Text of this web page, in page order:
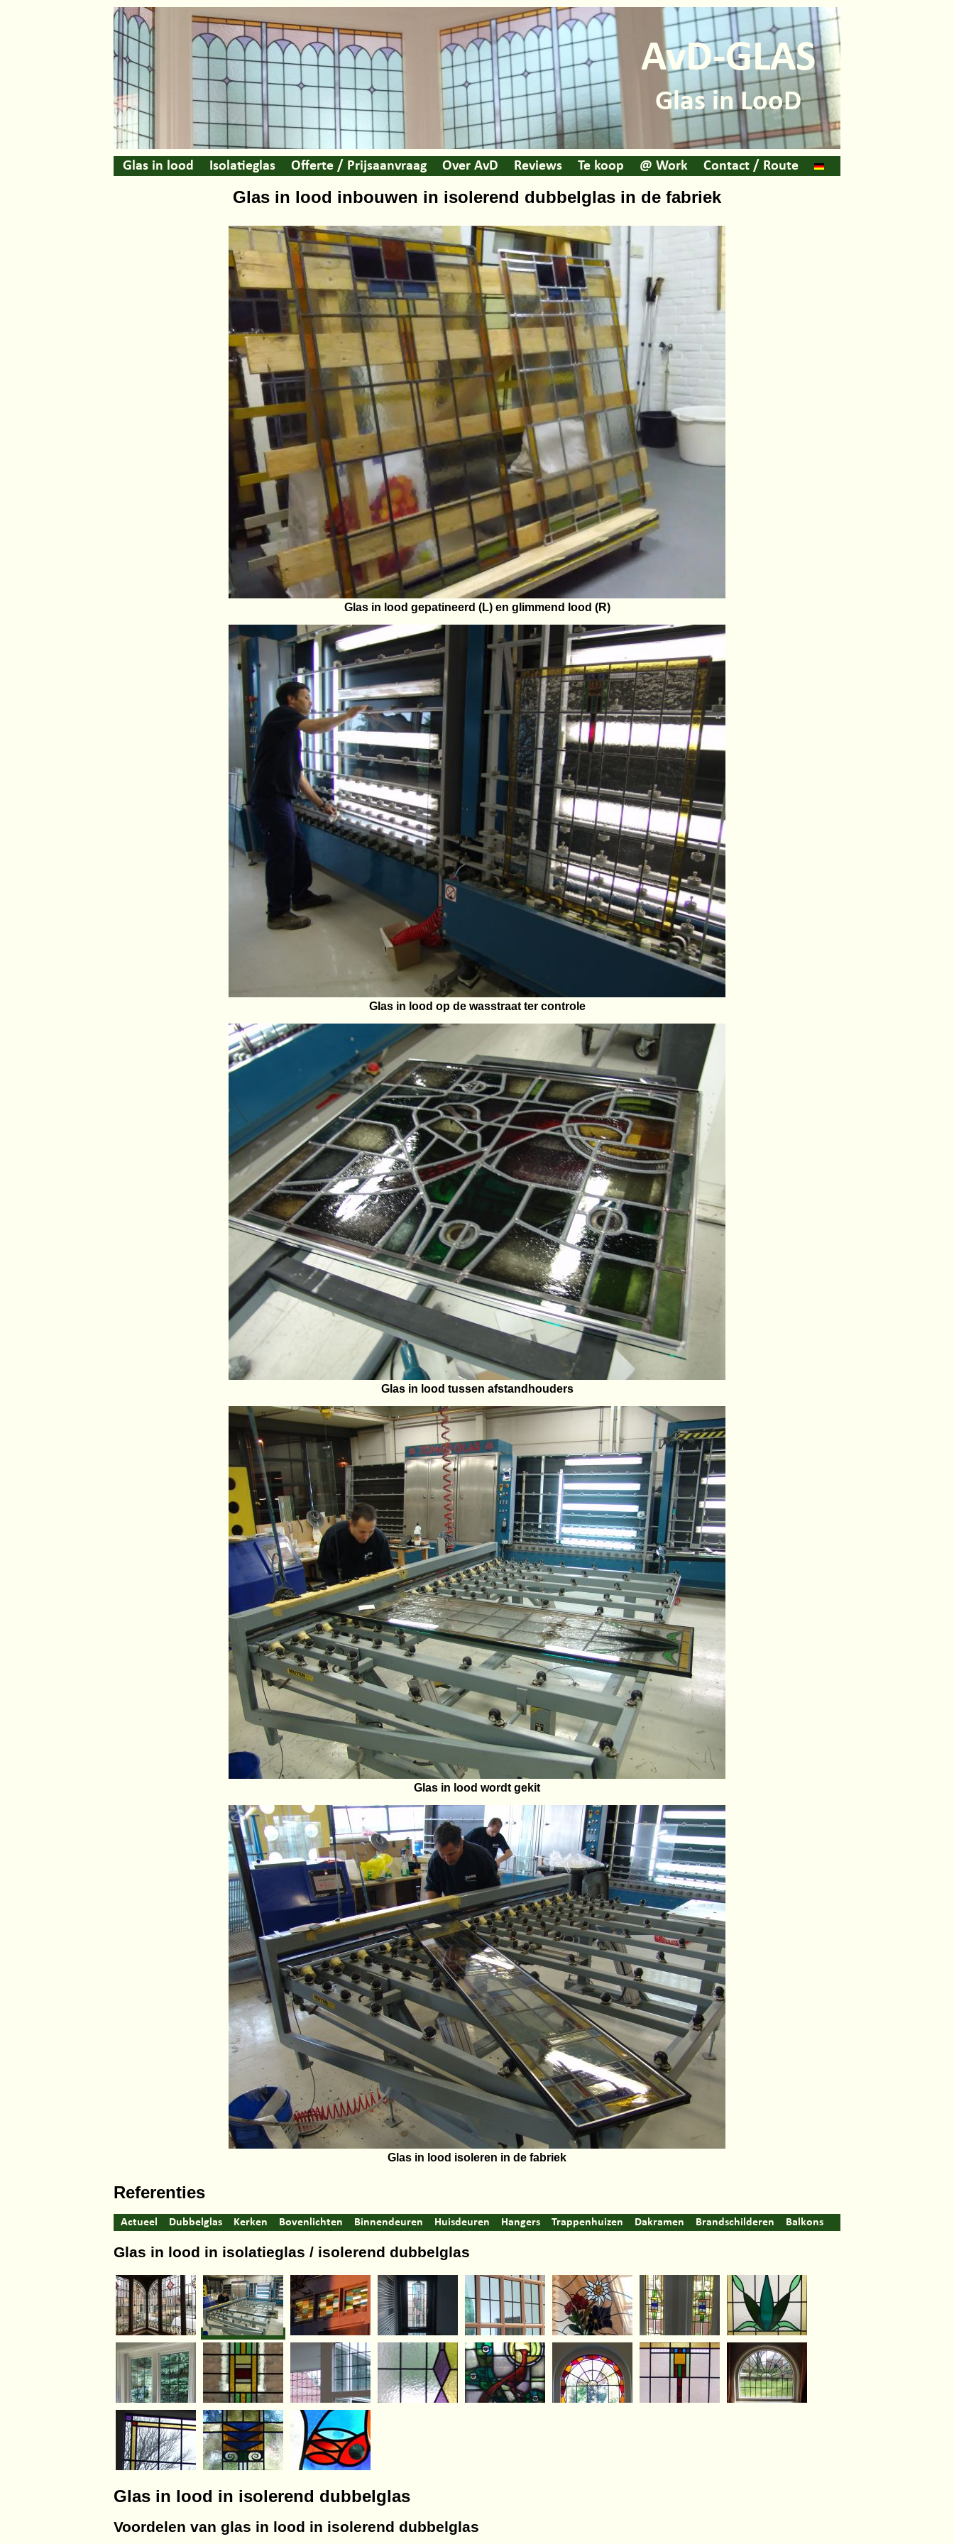
AvD-GLAS
Glas in LooD
Glas in lood Isolatieglas Offerte / Prijsaanvraag Over AvD Reviews Te koop @ Work Contact / Route
Glas in lood inbouwen in isolerend dubbelglas in de fabriek
Glas in lood gepatineerd (L) en glimmend lood (R)
Glas in lood op de wasstraat ter controle
Glas in lood tussen afstandhouders
Glas in lood wordt gekit
Glas in lood isoleren in de fabriek
Referenties
Actueel Dubbelglas Kerken Bovenlichten Binnendeuren Huisdeuren Hangers Trappenhuizen Dakramen Brandschilderen Balkons
Glas in lood in isolatieglas / isolerend dubbelglas
Glas in lood in isolerend dubbelglas
Voordelen van glas in lood in isolerend dubbelglas